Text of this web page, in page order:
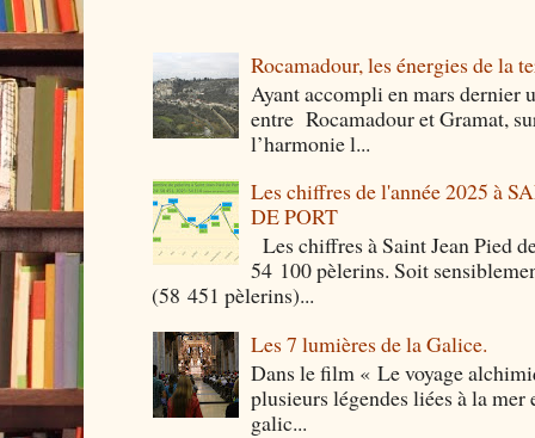
Rocamadour, les énergies de la
Ayant accompli en mars dernier
entre Rocamadour et Gramat,
l’harmonie l...
Les chiffres de l'année 2025 à
DE PORT
Les chiffres à Saint Jean Pied
54 100 pèlerins. Soit
(58 451 pèlerins)...
Les 7 lumières de la Galice.
Dans le film « Le voyage
plusieurs légendes liées à la mer
galic...